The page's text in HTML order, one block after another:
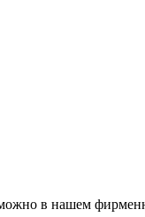
можно в нашем